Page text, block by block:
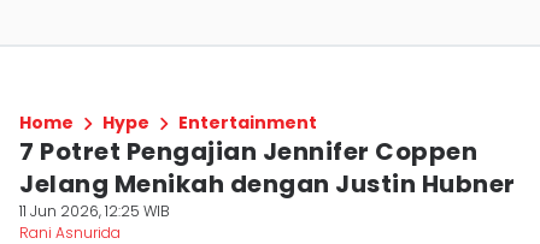
Home Hype Entertainment
7 Potret Pengajian Jennifer Coppen
Jelang Menikah dengan Justin Hubner
11 Jun 2026, 12:25 WIB
Rani Asnurida